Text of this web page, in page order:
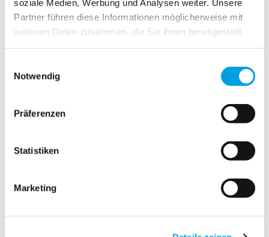
soziale Medien, Werbung und Analysen weiter. Unsere
Partner führen diese Informationen möglicherweise mit
weiteren Daten zusammen, die Sie ihnen bereitgestellt
Notwendig
Präferenzen
Statistiken
Marketing